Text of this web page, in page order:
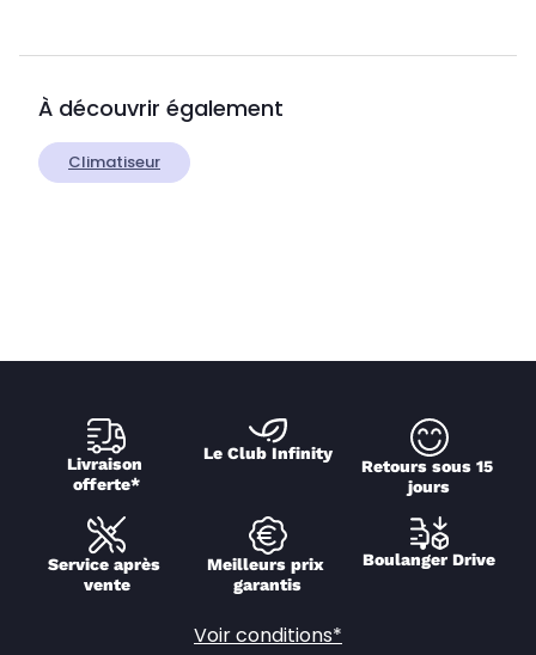
À découvrir également
Climatiseur
Livraison
offerte*
Le Club Infinity
Retours sous 15
jours
Service après
vente
Meilleurs prix
garantis
Boulanger Drive
Voir conditions*